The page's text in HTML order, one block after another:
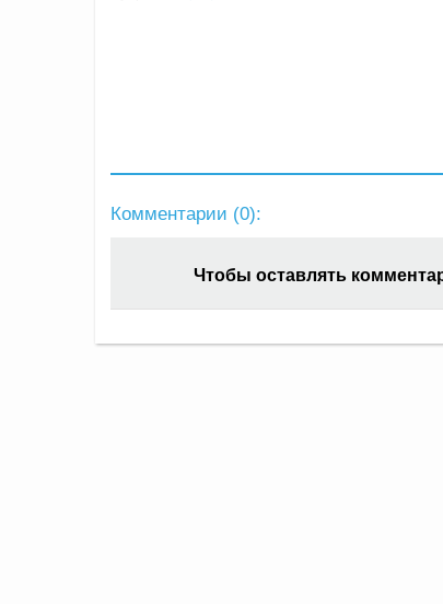
Комментарии (0):
Чтобы оставлять